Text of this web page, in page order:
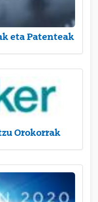
eta Patenteak
Orokorrak